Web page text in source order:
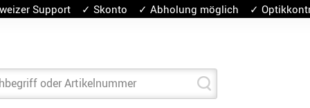
Support ✓ Skonto ✓ Abholung möglich ✓
oder Artikelnummer